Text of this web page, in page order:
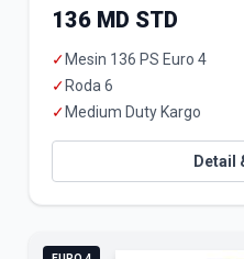
136 MD STD
✓ Mesin 136 PS Euro 4
✓ Roda 6
✓ Medium Duty Kargo
Detail